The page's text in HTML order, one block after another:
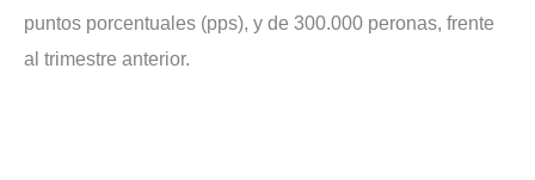
puntos porcentuales (pps), y de 300.000 peronas, frente
al trimestre anterior.